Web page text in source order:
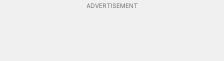
ADVERTISEMENT